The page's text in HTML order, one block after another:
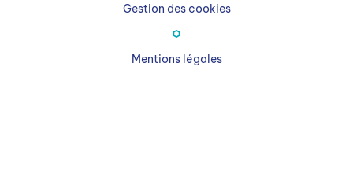
Gestion des cookies
Mentions légales